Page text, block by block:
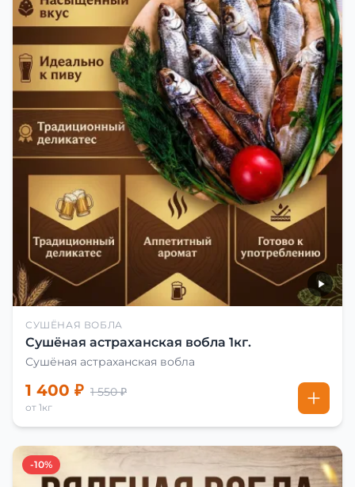
СУШЁНАЯ ВОБЛА
Сушёная астраханская вобла 1кг.
Сушёная астраханская вобла
1 400 ₽ 1 550 ₽
от 1кг
-10%